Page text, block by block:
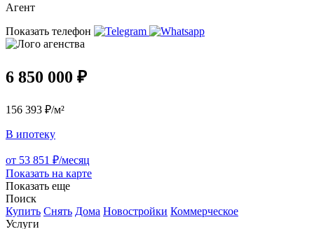
Агент
Показать телефон
6 850 000 ₽
156 393 ₽/м²
В ипотеку
от 53 851 ₽/месяц
Показать на карте
Показать еще
Поиск
Купить Снять Дома Новостройки Коммерческое
Услуги